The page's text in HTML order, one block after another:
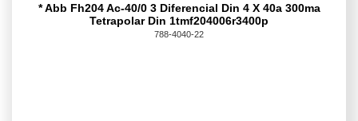
* Abb Fh204 Ac-40/0 3 Diferencial Din 4 X 40a 300ma
Tetrapolar Din 1tmf204006r3400p
788-4040-22